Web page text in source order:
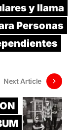
y llama
Personas
Next Article